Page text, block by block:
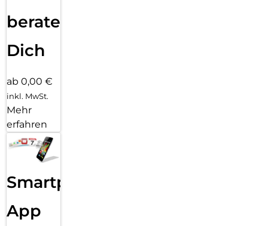
beraten
Dich
ab 0,00 €
inkl. MwSt.
Mehr
erfahren
Smartphone
App